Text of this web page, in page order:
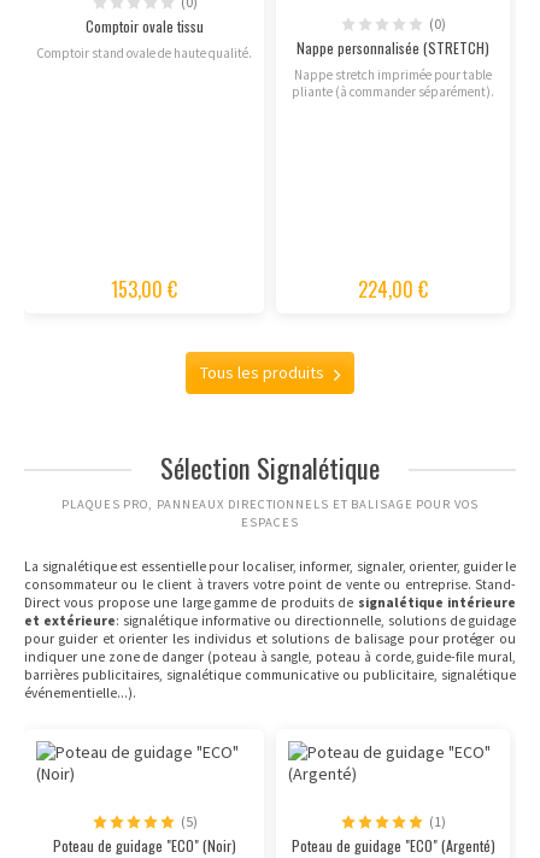
Comptoir ovale tissu
Comptoir stand ovale de haute qualité.
153,00 €
(0)
Nappe personnalisée (STRETCH)
Nappe stretch imprimée pour table
pliante (à commander séparément).
224,00 €
Tous les produits
Sélection Signalétique
PLAQUES PRO, PANNEAUX DIRECTIONNELS ET BALISAGE POUR VOS
ESPACES
La signalétique est essentielle pour localiser, informer, signaler, orienter, guider le
consommateur ou le client à travers votre point de vente ou entreprise. Stand-
Direct vous propose une large gamme de produits de signalétique intérieure
et extérieure: signalétique informative ou directionnelle, solutions de guidage
pour guider et orienter les individus et solutions de balisage pour protéger ou
indiquer une zone de danger (poteau à sangle, poteau à corde, guide-file mural,
barrières publicitaires, signalétique communicative ou publicitaire, signalétique
événementielle...).
(5)
Poteau de guidage "ECO" (Noir)
(1)
Poteau de guidage "ECO" (Argenté)